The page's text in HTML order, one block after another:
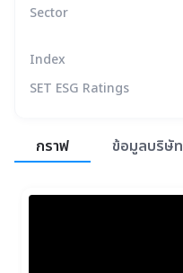
Sector
Index
SET ESG Ratings
กราฟ
ข้อมูลบริษัท